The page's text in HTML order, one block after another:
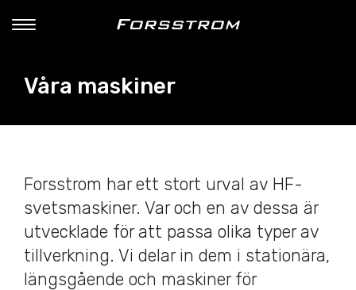
Våra maskiner
Forsstrom har ett stort urval av HF-
svetsmaskiner. Var och en av dessa är
utvecklade för att passa olika typer av
tillverkning. Vi delar in dem i stationära,
längsgående och maskiner för